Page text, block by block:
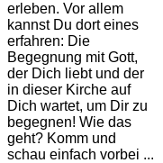
erleben. Vor allem
kannst Du dort eines
erfahren: Die
Begegnung mit Gott,
der Dich liebt und der
in dieser Kirche auf
Dich wartet, um Dir zu
begegnen! Wie das
geht? Komm und
schau einfach vorbei ...